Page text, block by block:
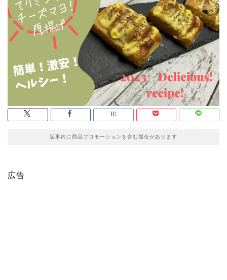
記事内に商品プロモーションを含む場合があります
広告